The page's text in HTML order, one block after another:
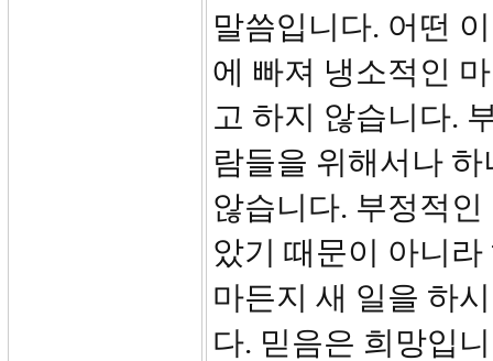
말씀입니다. 어떤
에 빠져 냉소적인
고 하지 않습니다.
람들을 위해서나
않습니다. 부정적
았기 때문이 아니
마든지 새 일을 하
다. 믿음은 희망입